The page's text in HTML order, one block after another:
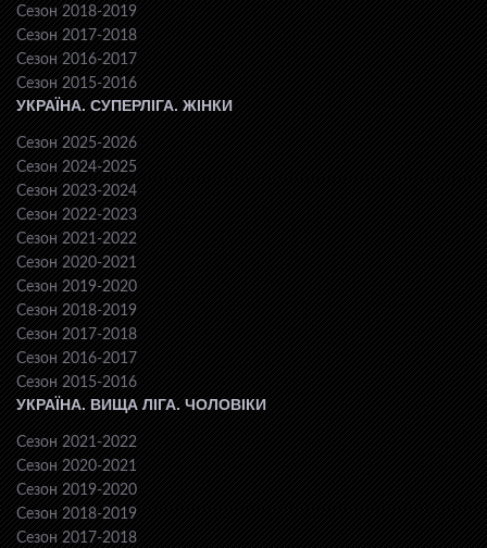
Сезон 2018-2019
Сезон 2017-2018
Сезон 2016-2017
Сезон 2015-2016
УКРАЇНА. СУПЕРЛІГА. ЖІНКИ
Сезон 2025-2026
Сезон 2024-2025
Сезон 2023-2024
Сезон 2022-2023
Сезон 2021-2022
Сезон 2020-2021
Сезон 2019-2020
Сезон 2018-2019
Сезон 2017-2018
Сезон 2016-2017
Сезон 2015-2016
УКРАЇНА. ВИЩА ЛІГА. ЧОЛОВІКИ
Сезон 2021-2022
Сезон 2020-2021
Сезон 2019-2020
Сезон 2018-2019
Сезон 2017-2018